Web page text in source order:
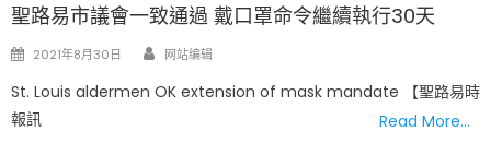
聖路易市議會一致通過 戴口罩命令繼續執行30天
Posted
2021年8月30日 Author
网站编辑
St. Louis aldermen OK extension of mask mandate 【聖路易時
報訊
Read More…